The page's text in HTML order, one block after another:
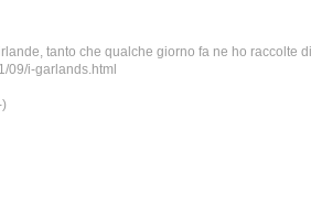
tanto che qualche giorno fa ne ho raccolte
09/i-garlands.html